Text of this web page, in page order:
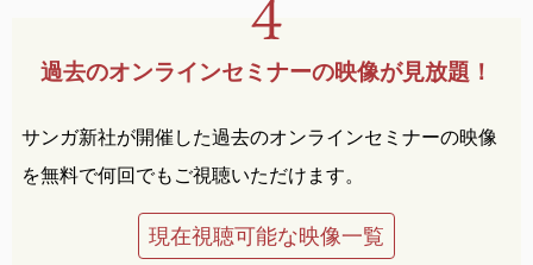
過去のオンラインセミナーの映像が見放題！
サンガ新社が開催した過去のオンラインセミナーの映像
を無料で何回でもご視聴いただけます。
現在視聴可能な映像一覧